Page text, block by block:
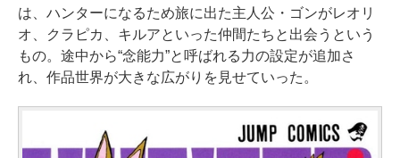
は、ハンターになるため旅に出た主人公・ゴンがレオリ
オ、クラピカ、キルアといった仲間たちと出会うという
もの。途中から“念能力”と呼ばれる力の設定が追加さ
れ、作品世界が大きな広がりを見せていった。